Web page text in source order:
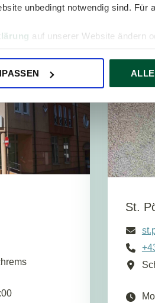
unbedingt notwendig sind. Für
auf unserer Website ändern
ST.
St.